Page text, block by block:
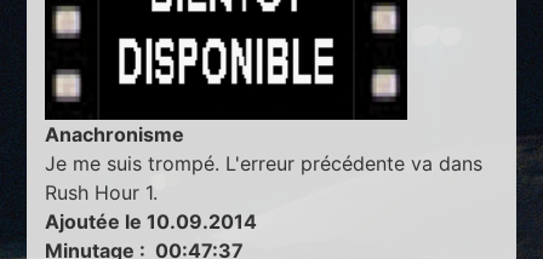
Anachronisme
Je me suis trompé. L'erreur précédente va dans
Rush Hour 1.
Ajoutée le 10.09.2014
Minutage : 00:47:37